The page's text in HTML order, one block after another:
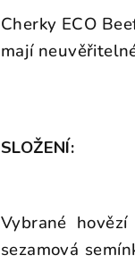
Cherky ECO
mají
SLOŽENÍ:
Vybrané
sezamová